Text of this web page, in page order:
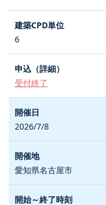
6
受付終了
2026/7/8
愛知県名古屋市